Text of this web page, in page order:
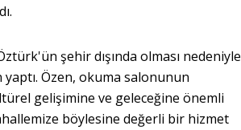
şehir dışında olması nedeniyle
yaptı. Özen, okuma salonunun
gelişimine ve geleceğine önemli
böylesine değerli bir hizmet